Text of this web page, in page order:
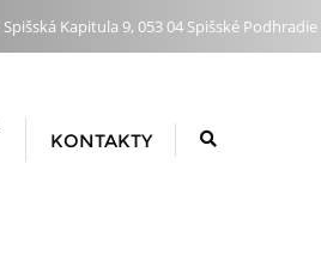
Spišská Kapitula 9, 053 04 Spišské Podhradie
KONTAKTY